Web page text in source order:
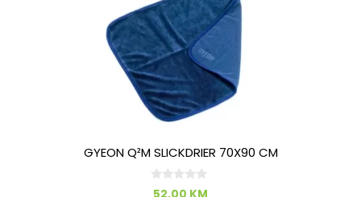
GYEON Q²M SLICKDRIER 70X90 CM
0